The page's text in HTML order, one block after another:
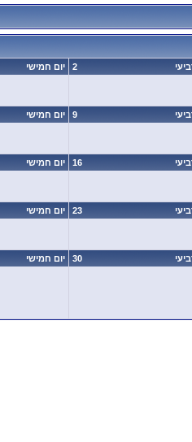
2 יום חמישי
9 יום חמישי
16 יום חמישי
23 יום חמישי
30 יום חמישי